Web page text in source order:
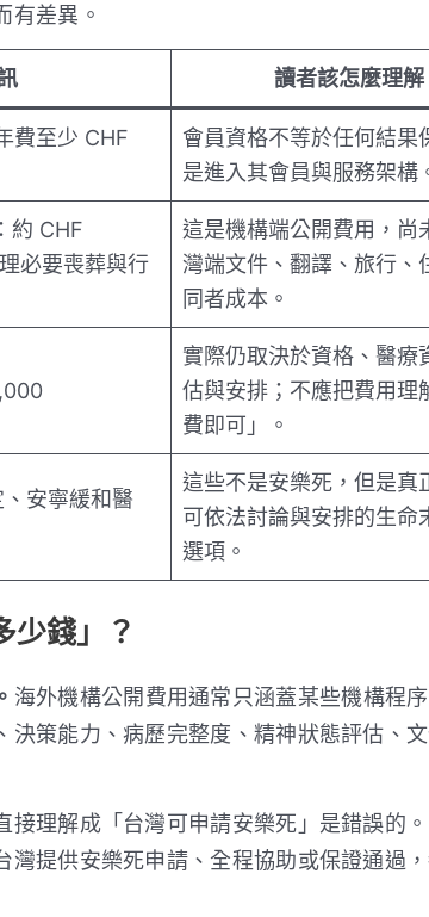
有差異。
讀者該怎麼理解
費至少 CHF
會員資格不等於任何結果
是進入其會員與服務架構
約 CHF
必要喪葬與行
這是機構端公開費用，尚
灣端文件、翻譯、旅行、
同者成本。
實際仍取決於資格、醫療
估與安排；不應把費用理
費即可」。
安寧緩和醫
這些不是安樂死，但是真
可依法討論與安排的生命
選項。
少錢」？
海外機構公開費用通常只涵蓋某些機構程
策能力、病歷完整度、精神狀態評估、
理解成「台灣可申請安樂死」是錯誤的
提供安樂死申請、全程協助或保證通過